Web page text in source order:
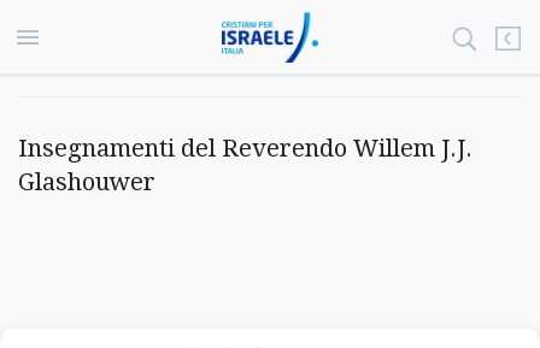
Insegnamenti del Reverendo Willem J.J.
Glashouwer